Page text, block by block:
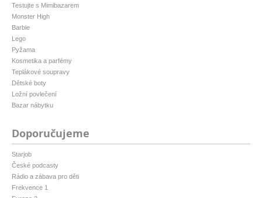
Testujte s Mimibazarem
Monster High
Barbie
Lego
Pyžama
Kosmetika a parfémy
Teplákové soupravy
Dětské boty
Ložní povlečení
Bazar nábytku
Doporučujeme
Starjob
České podcasty
Rádio a zábava pro děti
Frekvence 1